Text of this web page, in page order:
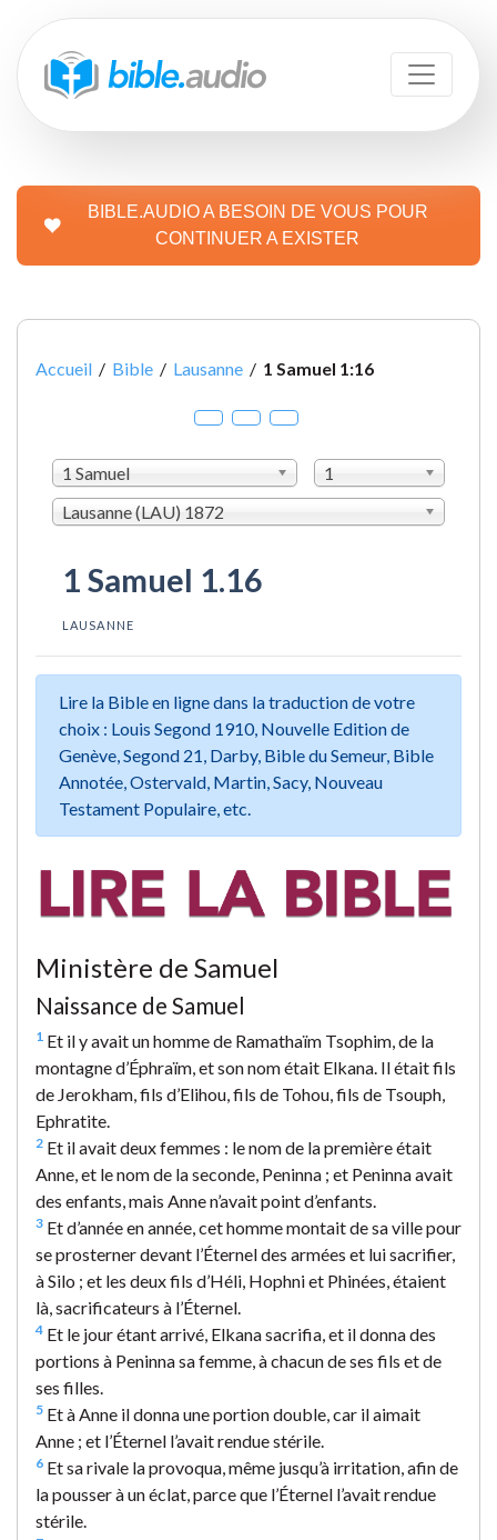
BIBLE.AUDIO A BESOIN DE VOUS POUR
CONTINUER A EXISTER
Accueil / Bible / Lausanne / 1 Samuel 1:16
1 Samuel
1
Lausanne (LAU) 1872
1 Samuel 1.16
LAUSANNE
Lire la Bible en ligne dans la traduction de votre
choix : Louis Segond 1910, Nouvelle Edition de
Genève, Segond 21, Darby, Bible du Semeur, Bible
Annotée, Ostervald, Martin, Sacy, Nouveau
Testament Populaire, etc.
Ministère de Samuel
Naissance de Samuel
1 Et il y avait un homme de Ramathaïm Tsophim, de la
montagne d’Éphraïm, et son nom était Elkana. Il était fils
de Jerokham, fils d’Elihou, fils de Tohou, fils de Tsouph,
Ephratite.
2 Et il avait deux femmes : le nom de la première était
Anne, et le nom de la seconde, Peninna ; et Peninna avait
des enfants, mais Anne n’avait point d’enfants.
3 Et d’année en année, cet homme montait de sa ville pour
se prosterner devant l’Éternel des armées et lui sacrifier,
à Silo ; et les deux fils d’Héli, Hophni et Phinées, étaient
là, sacrificateurs à l’Éternel.
4 Et le jour étant arrivé, Elkana sacrifia, et il donna des
portions à Peninna sa femme, à chacun de ses fils et de
ses filles.
5 Et à Anne il donna une portion double, car il aimait
Anne ; et l’Éternel l’avait rendue stérile.
6 Et sa rivale la provoqua, même jusqu’à irritation, afin de
la pousser à un éclat, parce que l’Éternel l’avait rendue
stérile.